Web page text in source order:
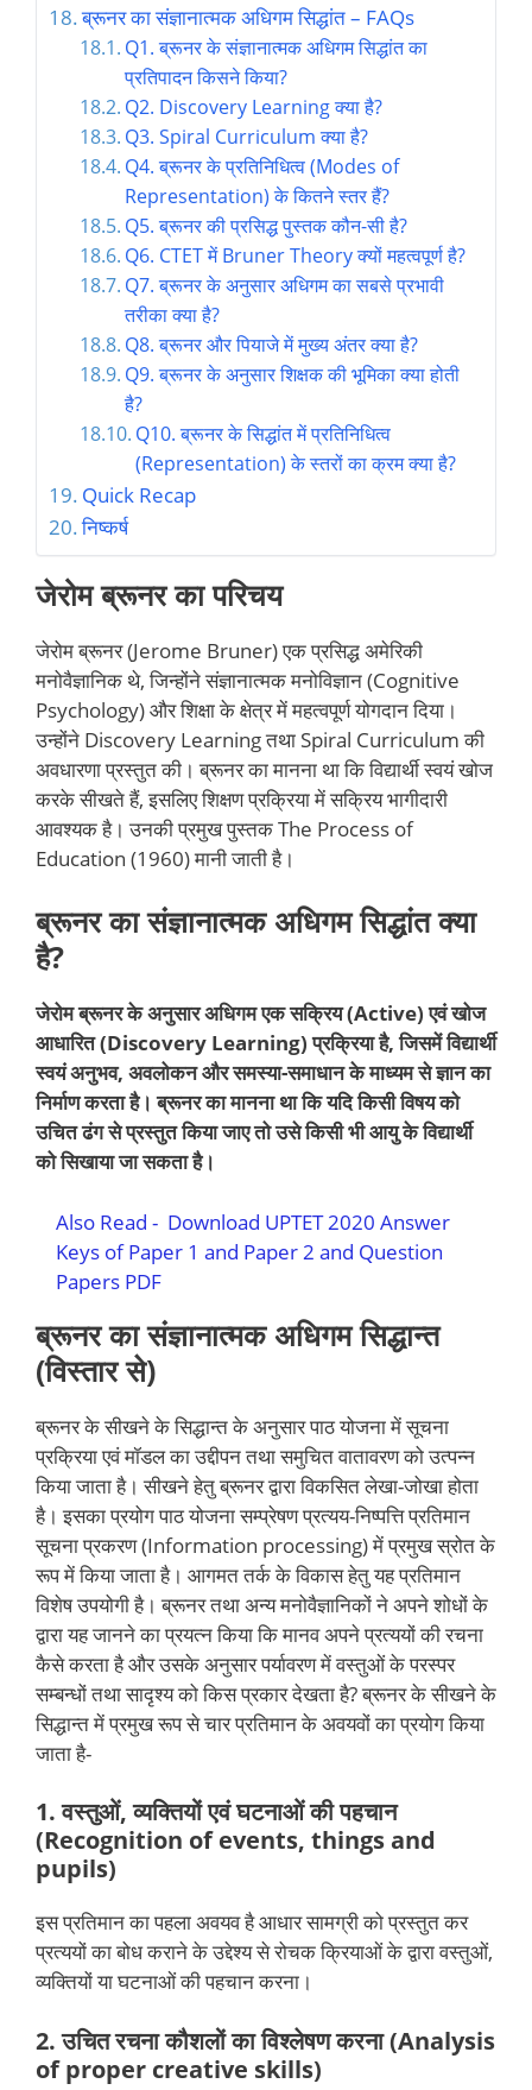
ब्रूनर का संज्ञानात्मक अधिगम सिद्धांत – FAQs
Q1. ब्रूनर के संज्ञानात्मक अधिगम सिद्धांत का
प्रतिपादन किसने किया?
Q2. Discovery Learning क्या है?
Q3. Spiral Curriculum क्या है?
Q4. ब्रूनर के प्रतिनिधित्व (Modes of
Representation) के कितने स्तर हैं?
Q5. ब्रूनर की प्रसिद्ध पुस्तक कौन-सी है?
Q6. CTET में Bruner Theory क्यों महत्वपूर्ण है?
Q7. ब्रूनर के अनुसार अधिगम का सबसे प्रभावी
तरीका क्या है?
Q8. ब्रूनर और पियाजे में मुख्य अंतर क्या है?
Q9. ब्रूनर के अनुसार शिक्षक की भूमिका क्या होती
है?
Q10. ब्रूनर के सिद्धांत में प्रतिनिधित्व
(Representation) के स्तरों का क्रम क्या है?
Quick Recap
निष्कर्ष
जेरोम ब्रूनर का परिचय
जेरोम ब्रूनर (Jerome Bruner) एक प्रसिद्ध अमेरिकी
मनोवैज्ञानिक थे, जिन्होंने संज्ञानात्मक मनोविज्ञान (Cognitive
Psychology) और शिक्षा के क्षेत्र में महत्वपूर्ण योगदान दिया।
उन्होंने Discovery Learning तथा Spiral Curriculum की
अवधारणा प्रस्तुत की। ब्रूनर का मानना था कि विद्यार्थी स्वयं खोज
करके सीखते हैं, इसलिए शिक्षण प्रक्रिया में सक्रिय भागीदारी
आवश्यक है। उनकी प्रमुख पुस्तक The Process of
Education (1960) मानी जाती है।
ब्रूनर का संज्ञानात्मक अधिगम सिद्धांत क्या
है?
जेरोम ब्रूनर के अनुसार अधिगम एक सक्रिय (Active) एवं खोज
आधारित (Discovery Learning) प्रक्रिया है, जिसमें विद्यार्थी
स्वयं अनुभव, अवलोकन और समस्या-समाधान के माध्यम से ज्ञान का
निर्माण करता है। ब्रूनर का मानना था कि यदि किसी विषय को
उचित ढंग से प्रस्तुत किया जाए तो उसे किसी भी आयु के विद्यार्थी
को सिखाया जा सकता है।
Also Read - Download UPTET 2020 Answer
Keys of Paper 1 and Paper 2 and Question
Papers PDF
ब्रूनर का संज्ञानात्मक अधिगम सिद्धान्त
(विस्तार से)
ब्रूनर के सीखने के सिद्धान्त के अनुसार पाठ योजना में सूचना
प्रक्रिया एवं मॉडल का उद्दीपन तथा समुचित वातावरण को उत्पन्न
किया जाता है। सीखने हेतु ब्रूनर द्वारा विकसित लेखा-जोखा होता
है। इसका प्रयोग पाठ योजना सम्प्रेषण प्रत्यय-निष्पत्ति प्रतिमान
सूचना प्रकरण (Information processing) में प्रमुख स्रोत के
रूप में किया जाता है। आगमत तर्क के विकास हेतु यह प्रतिमान
विशेष उपयोगी है। ब्रूनर तथा अन्य मनोवैज्ञानिकों ने अपने शोधों के
द्वारा यह जानने का प्रयत्न किया कि मानव अपने प्रत्ययों की रचना
कैसे करता है और उसके अनुसार पर्यावरण में वस्तुओं के परस्पर
सम्बन्धों तथा सादृश्य को किस प्रकार देखता है? ब्रूनर के सीखने के
सिद्धान्त में प्रमुख रूप से चार प्रतिमान के अवयवों का प्रयोग किया
जाता है-
1. वस्तुओं, व्यक्तियों एवं घटनाओं की पहचान
(Recognition of events, things and
pupils)
इस प्रतिमान का पहला अवयव है आधार सामग्री को प्रस्तुत कर
प्रत्ययों का बोध कराने के उद्देश्य से रोचक क्रियाओं के द्वारा वस्तुओं,
व्यक्तियों या घटनाओं की पहचान करना।
2. उचित रचना कौशलों का विश्लेषण करना (Analysis
of proper creative skills)